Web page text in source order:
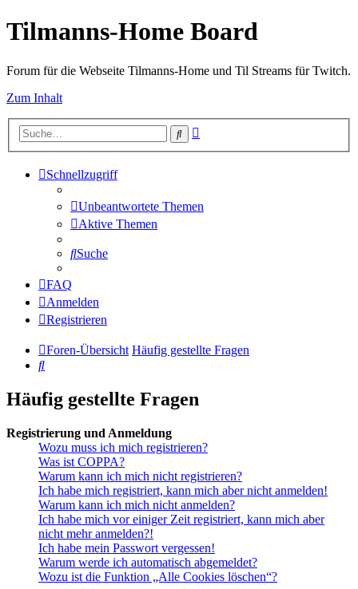
Tilmanns-Home Board
Forum für die Webseite Tilmanns-Home und Til Streams für Twitch.
Zum Inhalt
Suche
Schnellzugriff
Unbeantwortete Themen
Aktive Themen
Suche
FAQ
Anmelden
Registrieren
Foren-Übersicht Häufig gestellte Fragen
Suche
Häufig gestellte Fragen
Registrierung und Anmeldung
Wozu muss ich mich registrieren?
Was ist COPPA?
Warum kann ich mich nicht registrieren?
Ich habe mich registriert, kann mich aber nicht anmelden!
Warum kann ich mich nicht anmelden?
Ich habe mich vor einiger Zeit registriert, kann mich aber
nicht mehr anmelden?!
Ich habe mein Passwort vergessen!
Warum werde ich automatisch abgemeldet?
Wozu ist die Funktion „Alle Cookies löschen“?